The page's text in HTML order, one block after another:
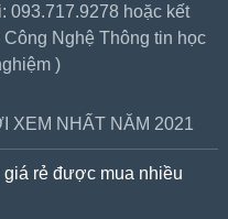
093.717.9278 hoặc kết
Nghệ Thông tin học
)
XEM NHẤT NĂM 2021
rẻ được mua nhiều